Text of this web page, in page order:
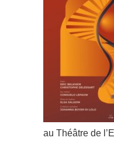
au Théâtre de